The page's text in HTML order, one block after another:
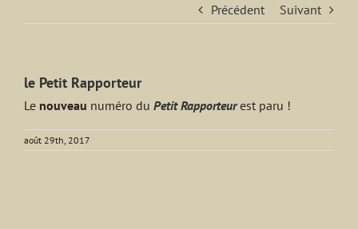
Précédent Suivant
le Petit Rapporteur
Le nouveau numéro du Petit Rapporteurest paru !
août 29th, 2017